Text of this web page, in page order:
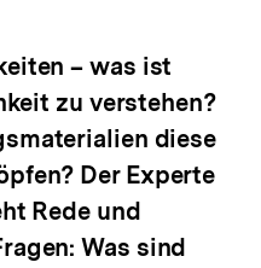
– was ist
zu verstehen?
diese
Der Experte
Rede und
Was sind